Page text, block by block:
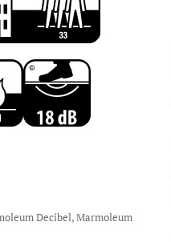
Decibel,Marmoleum